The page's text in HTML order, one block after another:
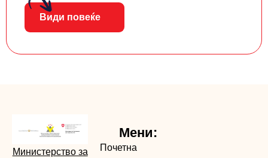
Види повеќе
Министерство за
Мени:
Почетна